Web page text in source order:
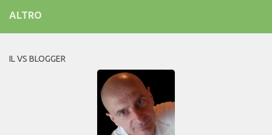
ALTRO
IL VS BLOGGER